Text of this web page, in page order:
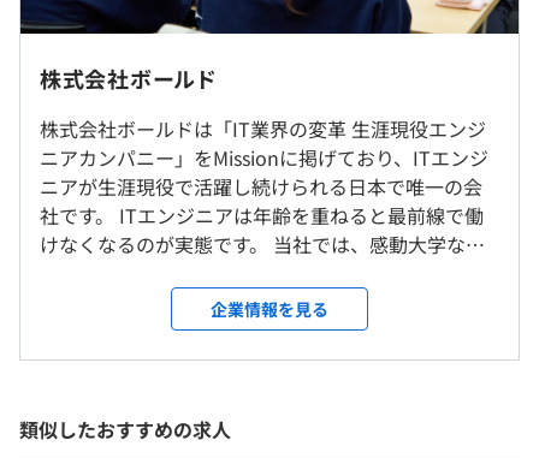
★実績
①NW構築エンジニアとして入社・・・
⇒NW設計構築エンジニアとして活躍！入社後CCNPを取
得、現在CCIE取得に向けて学習中！
②サーバー構築エンジニアとして入社・・・
⇒メガバンクの基盤設計構築案件にて要件定義から経
験。Azureの設計構築も対応可能に！
・医薬品会社/社内インフラ設計構築（AWS、GCP、
・製造業/クラウド基盤リプレース業務（Azure、
VMware、Linux）
大阪府大阪市北区梅田1-8-17 大阪第一生命ビル2F
＜プロジェクト先＞
大阪府、京都府、兵庫県
就業場所の変更範囲
（※想定年収 は年収提示額を保証するものではありません）
客先常駐型の為、お客様先によります。
※残業時間は平均12時間／月
休憩時間：休憩60分 ※勤務先に合わせます
■完全週休2日制（土・日）
■祝日休み
株式会社ボールド
株式会社ボールドは「IT業界の変革 生涯現役エンジ
ニアカンパニー」をMissionに掲げており、ITエンジ
ニアが生涯現役で活躍し続けられる日本で唯一の会
社です。 ITエンジニアは年齢を重ねると最前線で働
けなくなるのが実態です。 当社では、感動大学など
研鑽し続けることで65歳定年まで全エンジニアが第
一線で活躍しています。この業界からITエンジニアの
使い捨てをなくしたいのです。 IT人材不足という積
で活躍を続けるのが業界のスタンダードになること
を本気で目指しています。 また、生涯現役を実現出
企業情報を見る
類似したおすすめの求人